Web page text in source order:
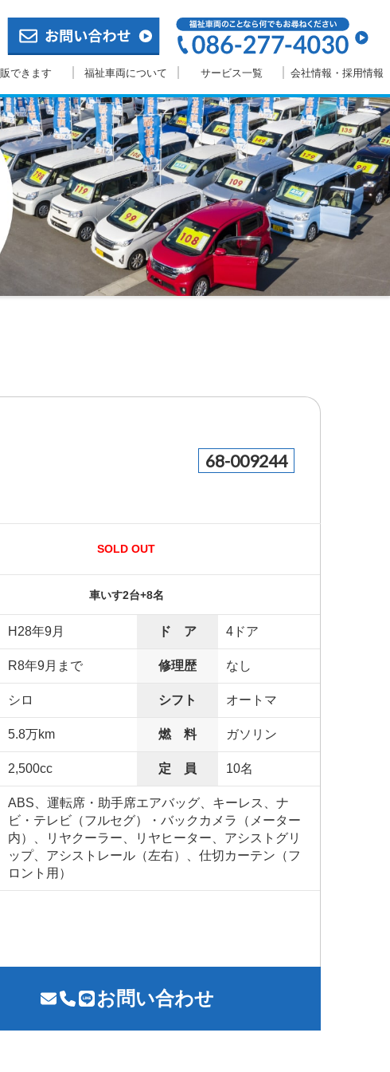
できます 福祉車両について サービス一覧 会社情報・採用情報
68-009244
SOLD OUT
車いす2台+8名
H28年9月 ド ア 4ドア
R8年9月まで 修理歴 なし
シロ シフト オートマ
5.8万km 燃 料 ガソリン
2,500cc 定 員 10名
ABS、運転席・助手席エアバッグ、キーレス、ナ
ビ・テレビ（フルセグ）・バックカメラ（メーター
内）、リヤクーラー、リヤヒーター、アシストグリ
ップ、アシストレール（左右）、仕切カーテン（フ
ロント用）
お問い合わせ